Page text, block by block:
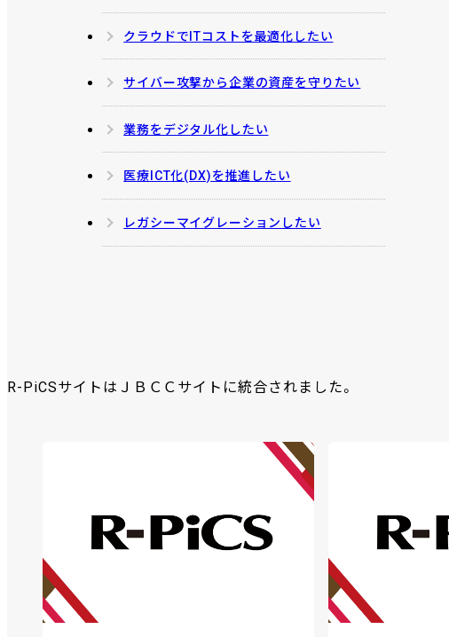
クラウドでITコストを最適化したい
サイバー攻撃から企業の資産を守りたい
業務をデジタル化したい
医療ICT化(DX)を推進したい
レガシーマイグレーションしたい
R-PiCSサイトはＪＢＣＣサイトに統合されました。